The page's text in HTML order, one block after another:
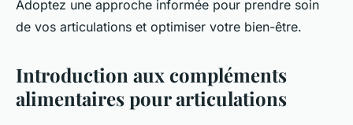
Adoptez une approche informée pour prendre soin
de vos articulations et optimiser votre bien-être.
Introduction aux compléments
alimentaires pour articulations